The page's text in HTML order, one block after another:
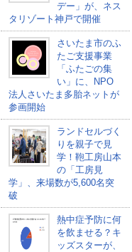
デー」が、ネス
タリゾート神戸で開催
さいたま市のふ
たご支援事業
「ふたごの集
い」に、NPO
法人さいたま多胎ネットが
参画開始
ランドセルづく
りを親子で見
学！鞄工房山本
の「工房見
学」、来場数が5,600名突
破
熱中症予防に何
を飲ませる？キ
ッズスターが、